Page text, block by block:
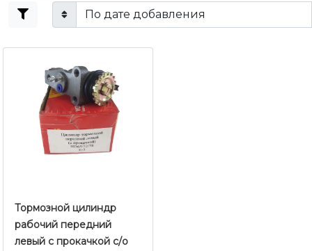
Тормозной цилиндр
рабочий передний
левый с прокачкой с/о